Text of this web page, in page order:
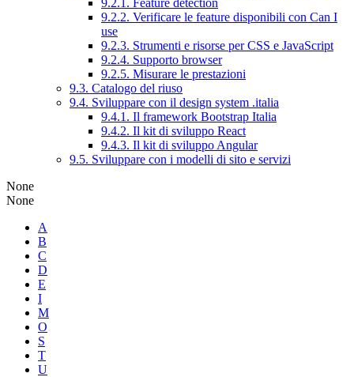
9.2.1. Feature detection
9.2.2. Verificare le feature disponibili con Can I
use
9.2.3. Strumenti e risorse per CSS e JavaScript
9.2.4. Supporto browser
9.2.5. Misurare le prestazioni
9.3. Catalogo del riuso
9.4. Sviluppare con il design system .italia
9.4.1. Il framework Bootstrap Italia
9.4.2. Il kit di sviluppo React
9.4.3. Il kit di sviluppo Angular
9.5. Sviluppare con i modelli di sito e servizi
None
None
A
B
C
D
E
I
M
O
S
T
U